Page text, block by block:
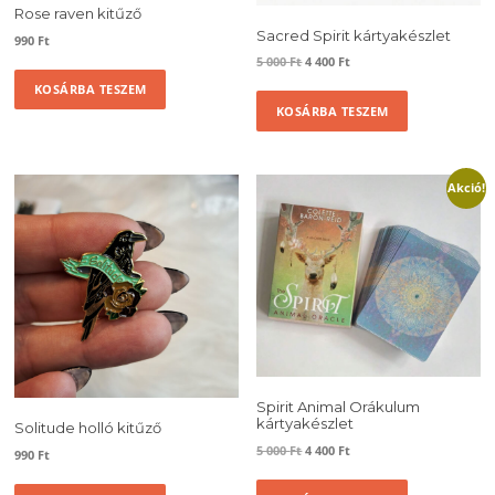
Rose raven kitűző
990 Ft
KOSÁRBA TESZEM
Sacred Spirit kártyakészlet
5 000FtOriginal
was:
4 400 FtCurrent
KOSÁRBA TESZEM
Solitude holló kitűző
990 Ft
Akció!
Spirit Animal Orákulum
kártyakészlet
5 000FtOriginal
was:
4 400 FtCurrent